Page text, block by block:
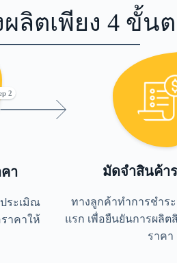
ลิตเพียง 4 ขั้น
า
ระเมิณ
าคาให้
2
มัดจำสินค้า
ทางลูกค้าทำการชำร
แรก เพื่อยืนยันการผลิต
ราคา